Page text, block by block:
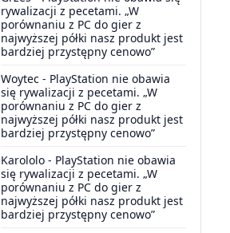
rywalizacji z pecetami. „W
porównaniu z PC do gier z
najwyższej półki nasz produkt jest
bardziej przystępny cenowo”
Woytec - PlayStation nie obawia
się rywalizacji z pecetami. „W
porównaniu z PC do gier z
najwyższej półki nasz produkt jest
bardziej przystępny cenowo”
Karololo - PlayStation nie obawia
się rywalizacji z pecetami. „W
porównaniu z PC do gier z
najwyższej półki nasz produkt jest
bardziej przystępny cenowo”